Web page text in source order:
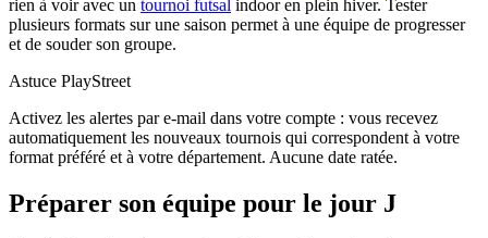
rien à voir avec un tournoi futsal indoor en plein hiver. Tester
plusieurs formats sur une saison permet à une équipe de progresser
et de souder son groupe.
Astuce PlayStreet
Activez les alertes par e-mail dans votre compte : vous recevez
automatiquement les nouveaux tournois qui correspondent à votre
format préféré et à votre département. Aucune date ratée.
Préparer son équipe pour le jour J